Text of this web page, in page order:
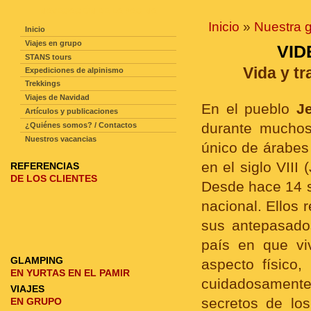
Inicio » Nuestra
Vida y
En el pueblo
durante
único de
en el siglo VIII
Desde hace 14
nacional. Ellos
sus
país en que
aspecto físico,
secretos de
Inicio
Viajes en grupo
STANS tours
Expediciones de alpinismo
Trekkings
Viajes de Navidad
Artículos y publicaciones
¿Quiénes somos? / Contactos
Nuestros vacancias
REFERENCIAS
DE LOS CLIENTES
GLAMPING
EN YURTAS EN EL PAMIR
VIAJES
EN GRUPO